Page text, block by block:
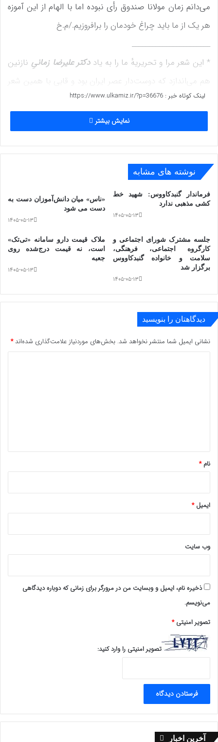
می‌دانم زمان مولانا صندوق رأی نبوده اما با الهام از این آموزه
هر یک از ما باید چراغ خودمان را برافروزیم./م.خ
_______________________
* این شعر مرا و تحریریهٔ ما را به یاد دکتر علیرضا زمانیِ نازنین
هم می‌اندازد که دوست‌دار عصر ایران بود و قابی با همین شعر
را سال ۹۶ به ما اهدا کرد. دکتر زمانیِ عزیز را کرونا از ما و
خانوادۀ فرهیختۀ او گرفت. هم او که سلامت‌کدۀ کیمیا را به
لینک کوتاه خبر : https://www.ulkamiz.ir/?p=36676
نمایش بیشتر
نوشته های مشابه
«ناس» میان دانش‌آموزان دست به
دست می شود
۱۴۰۵-۰۵-۱۳
فرماندار گنبدکاووس: شهید خط
کشی مذهبی ندارد
۱۴۰۵-۰۵-۱۳
ملاک قیمت دارو سامانه «تی‌تک»
است، نه قیمت درج‌شده روی
جعبه
۱۴۰۵-۰۵-۱۳
جلسه مشترک شورای اجتماعی و
کارگروه اجتماعی، فرهنگی،
سلامت و خانواده گنبدکاووس
برگزار شد
۱۴۰۵-۰۵-۱۳
دیدگاهتان را بنویسید
نشانی ایمیل شما منتشر نخواهد شد. بخش‌های موردنیاز علامت‌گذاری شده‌اند*
نام*
ایمیل*
وب‌ سایت
ذخیره نام، ایمیل و وبسایت من در مرورگر برای زمانی که دوباره دیدگاهی
می‌نویسم.
تصویر امنیتی*
تصویر امنیتی را وارد کنید:
آخرین اخبار